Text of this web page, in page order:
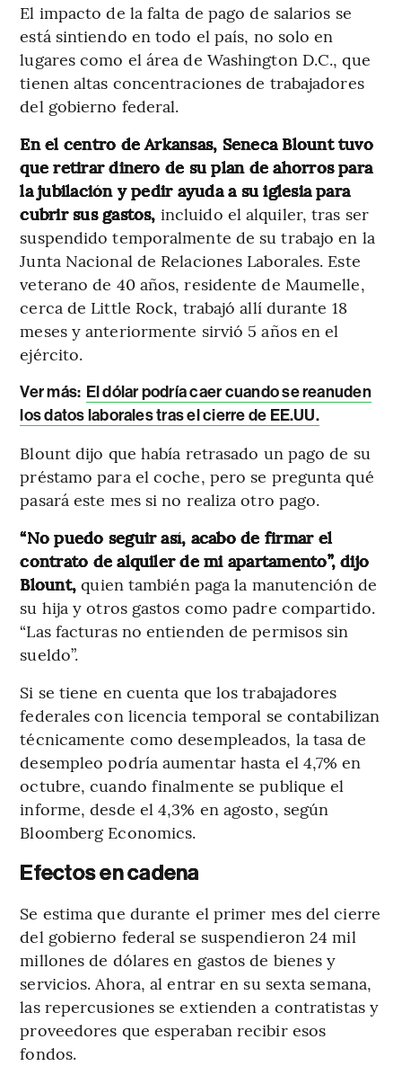
El impacto de la falta de pago de salarios se
está sintiendo en todo el país, no solo en
lugares como el área de Washington D.C., que
tienen altas concentraciones de trabajadores
del gobierno federal.
En el centro de Arkansas, Seneca Blount tuvo
que retirar dinero de su plan de ahorros para
la jubilación y pedir ayuda a su iglesia para
cubrir sus gastos, incluido el alquiler, tras ser
suspendido temporalmente de su trabajo en la
Junta Nacional de Relaciones Laborales. Este
veterano de 40 años, residente de Maumelle,
cerca de Little Rock, trabajó allí durante 18
meses y anteriormente sirvió 5 años en el
ejército.
Ver más: El dólar podría caer cuando se reanuden
los datos laborales tras el cierre de EE.UU.
Blount dijo que había retrasado un pago de su
préstamo para el coche, pero se pregunta qué
pasará este mes si no realiza otro pago.
“No puedo seguir así, acabo de firmar el
contrato de alquiler de mi apartamento”, dijo
Blount,quien también paga la manutención de
su hija y otros gastos como padre compartido.
“Las facturas no entienden de permisos sin
sueldo”.
Si se tiene en cuenta que los trabajadores
federales con licencia temporal se contabilizan
técnicamente como desempleados, la tasa de
desempleo podría aumentar hasta el 4,7% en
octubre, cuando finalmente se publique el
informe, desde el 4,3% en agosto, según
Bloomberg Economics.
Efectos en cadena
Se estima que durante el primer mes del cierre
del gobierno federal se suspendieron 24 mil
millones de dólares en gastos de bienes y
servicios. Ahora, al entrar en su sexta semana,
las repercusiones se extienden a contratistas y
proveedores que esperaban recibir esos
fondos.